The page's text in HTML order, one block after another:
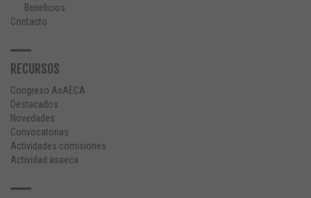
Beneficios
Contacto
RECURSOS
Congreso AsAECA
Destacados
Novedades
Convocatorias
Actividades comisiones
Actividad asaeca